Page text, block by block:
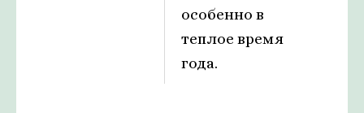
особенно в
теплое время
года.